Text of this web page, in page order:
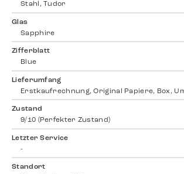
Stahl, Tudor
Glas
Sapphire
Zifferblatt
Blue
Lieferumfang
Erstkaufrechnung, Original Papiere, Box,
Zustand
9/10 (Perfekter Zustand)
Letzter Service
-
Standort